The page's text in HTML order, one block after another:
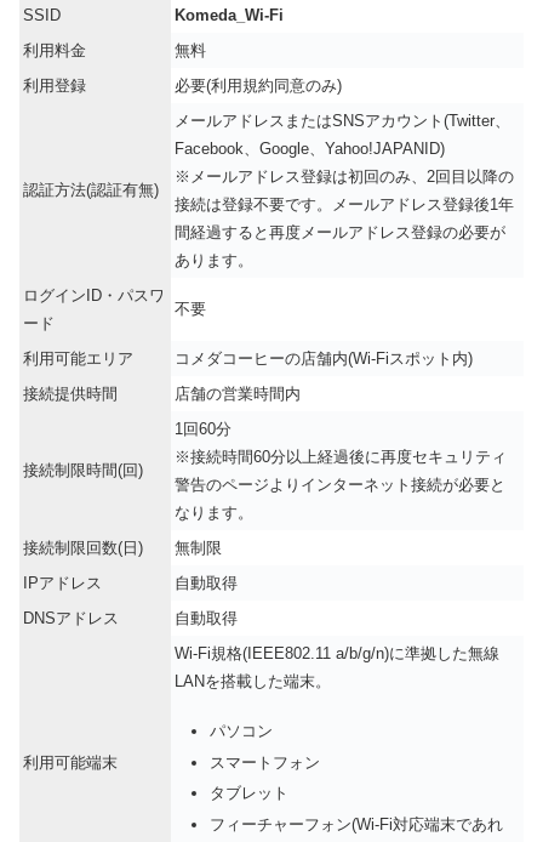
SSID
Komeda_Wi-Fi
利用料金
無料
利用登録
必要(利用規約同意のみ)
認証方法(認証有無)
メールアドレスまたはSNSアカウント(Twitter、
Facebook、Google、Yahoo!JAPANID)
※メールアドレス登録は初回のみ、2回目以降の
接続は登録不要です。メールアドレス登録後1年
間経過すると再度メールアドレス登録の必要が
あります。
ログインID・パスワ
ード
不要
利用可能エリア
コメダコーヒーの店舗内(Wi-Fiスポット内)
接続提供時間
店舗の営業時間内
接続制限時間(回)
1回60分
※接続時間60分以上経過後に再度セキュリティ
警告のページよりインターネット接続が必要と
なります。
接続制限回数(日)
無制限
IPアドレス
自動取得
DNSアドレス
自動取得
利用可能端末
Wi-Fi規格(IEEE802.11 a/b/g/n)に準拠した無線
LANを搭載した端末。
パソコン
スマートフォン
タブレット
フィーチャーフォン(Wi-Fi対応端末であれ